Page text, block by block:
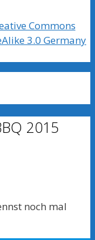
Commons
3.0 Germany
2015
noch mal